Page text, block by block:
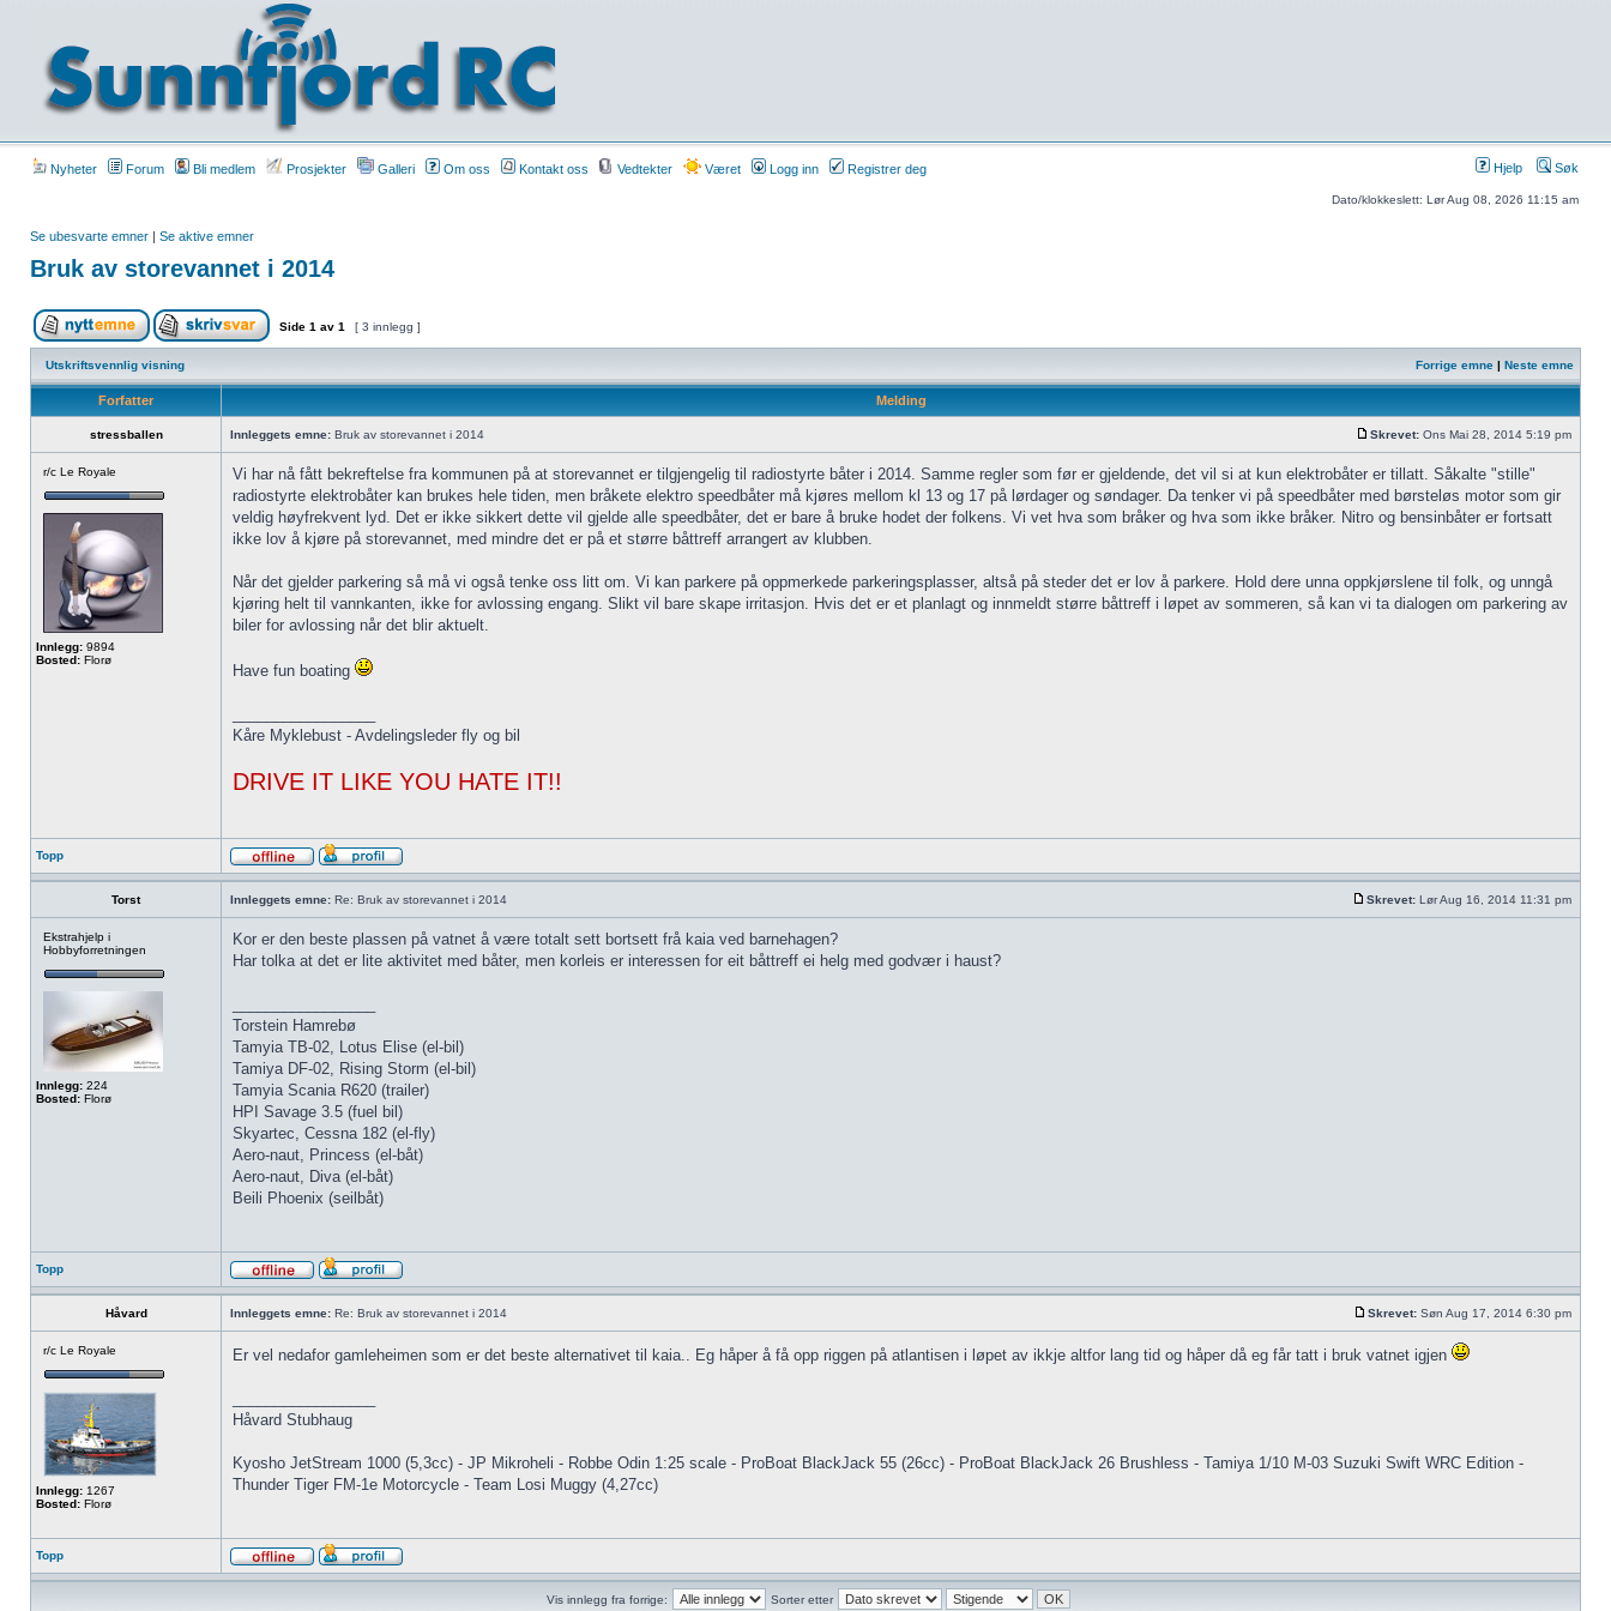
Nyheter Forum Bli medlem Prosjekter Galleri Om oss Kontakt oss Vedtekter Været Logg inn Registrer deg Hjelp Søk
Dato/klokkeslett: Lør Aug 08, 2026 11:15 am
Se ubesvarte emner | Se aktive emner
Bruk av storevannet i 2014
Side 1 av 1 [ 3 innlegg ]
Utskriftsvennlig visning Forrige emne | Neste emne
Forfatter Melding
stressballen Innleggets emne: Bruk av storevannet i 2014 Skrevet: Ons Mai 28, 2014 5:19 pm
r/c Le Royale
Innlegg: 9894
Bosted: Florø
Vi har nå fått bekreftelse fra kommunen på at storevannet er tilgjengelig til radiostyrte båter i 2014. Samme regler som før er gjeldende, det vil si at kun elektrobåter er tillatt. Såkalte "stille"
radiostyrte elektrobåter kan brukes hele tiden, men bråkete elektro speedbåter må kjøres mellom kl 13 og 17 på lørdager og søndager. Da tenker vi på speedbåter med børsteløs motor som gir
veldig høyfrekvent lyd. Det er ikke sikkert dette vil gjelde alle speedbåter, det er bare å bruke hodet der folkens. Vi vet hva som bråker og hva som ikke bråker. Nitro og bensinbåter er fortsatt
ikke lov å kjøre på storevannet, med mindre det er på et større båttreff arrangert av klubben.
Når det gjelder parkering så må vi også tenke oss litt om. Vi kan parkere på oppmerkede parkeringsplasser, altså på steder det er lov å parkere. Hold dere unna oppkjørslene til folk, og unngå
kjøring helt til vannkanten, ikke for avlossing engang. Slikt vil bare skape irritasjon. Hvis det er et planlagt og innmeldt større båttreff i løpet av sommeren, så kan vi ta dialogen om parkering av
biler for avlossing når det blir aktuelt.
Have fun boating
Kåre Myklebust - Avdelingsleder fly og bil
DRIVE IT LIKE YOU HATE IT!!
Topp
Torst Innleggets emne: Re: Bruk av storevannet i 2014 Skrevet: Lør Aug 16, 2014 11:31 pm
Ekstrahjelp i
Hobbyforretningen
Innlegg: 224
Bosted: Florø
Kor er den beste plassen på vatnet å være totalt sett bortsett frå kaia ved barnehagen?
Har tolka at det er lite aktivitet med båter, men korleis er interessen for eit båttreff ei helg med godvær i haust?
Torstein Hamrebø
Tamyia TB-02, Lotus Elise (el-bil)
Tamiya DF-02, Rising Storm (el-bil)
Tamyia Scania R620 (trailer)
HPI Savage 3.5 (fuel bil)
Skyartec, Cessna 182 (el-fly)
Aero-naut, Princess (el-båt)
Aero-naut, Diva (el-båt)
Beili Phoenix (seilbåt)
Topp
Håvard Innleggets emne: Re: Bruk av storevannet i 2014 Skrevet: Søn Aug 17, 2014 6:30 pm
r/c Le Royale
Innlegg: 1267
Bosted: Florø
Er vel nedafor gamleheimen som er det beste alternativet til kaia.. Eg håper å få opp riggen på atlantisen i løpet av ikkje altfor lang tid og håper då eg får tatt i bruk vatnet igjen
Håvard Stubhaug
Kyosho JetStream 1000 (5,3cc) - JP Mikroheli - Robbe Odin 1:25 scale - ProBoat BlackJack 55 (26cc) - ProBoat BlackJack 26 Brushless - Tamiya 1/10 M-03 Suzuki Swift WRC Edition -
Thunder Tiger FM-1e Motorcycle - Team Losi Muggy (4,27cc)
Topp
Vis innlegg fra forrige: Sorter etter